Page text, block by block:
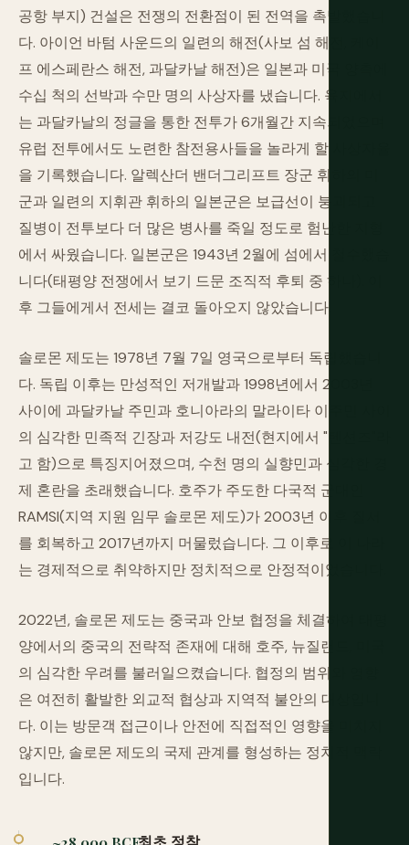
공항 부지) 건설은 전쟁의 전환점이 된 전역을 촉발했습니
다. 아이언 바텀 사운드의 일련의 해전(사보 섬 해전, 케이
프 에스페란스 해전, 과달카날 해전)은 일본과 미국 양측에
수십 척의 선박과 수만 명의 사상자를 냈습니다. 육지에서
는 과달카날의 정글을 통한 전투가 6개월간 지속되었으며
유럽 전투에서도 노련한 참전용사들을 놀라게 할 사상자율
을 기록했습니다. 알렉산더 밴더그리프트 장군 휘하의 미
군과 일련의 지휘관 휘하의 일본군은 보급선이 붕괴되고
질병이 전투보다 더 많은 병사를 죽일 정도로 험난한 지형
에서 싸웠습니다. 일본군은 1943년 2월에 섬에서 철수했습
니다(태평양 전쟁에서 보기 드문 조직적 후퇴 중 하나). 이
후 그들에게서 전세는 결코 돌아오지 않았습니다.
솔로몬 제도는 1978년 7월 7일 영국으로부터 독립했습니
다. 독립 이후는 만성적인 저개발과 1998년에서 2003년
사이에 과달카날 주민과 호니아라의 말라이타 이주민 사이
의 심각한 민족적 긴장과 저강도 내전(현지에서 "텐션즈"라
고 함)으로 특징지어졌으며, 수천 명의 실향민과 심각한 경
제 혼란을 초래했습니다. 호주가 주도한 다국적 군대인
RAMSI(지역 지원 임무 솔로몬 제도)가 2003년 이후 질서
를 회복하고 2017년까지 머물렀습니다. 그 이후로 이 나라
는 경제적으로 취약하지만 정치적으로 안정적이었습니다.
2022년, 솔로몬 제도는 중국과 안보 협정을 체결하여 태평
양에서의 중국의 전략적 존재에 대해 호주, 뉴질랜드, 미국
의 심각한 우려를 불러일으켰습니다. 협정의 범위와 영향
은 여전히 활발한 외교적 협상과 지역적 불안의 대상입니
다. 이는 방문객 접근이나 안전에 직접적인 영향을 미치지
않지만, 솔로몬 제도의 국제 관계를 형성하는 정치적 맥락
입니다.